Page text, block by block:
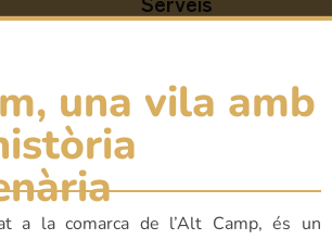
una vila amb
a la comarca de l’Alt Camp, és un